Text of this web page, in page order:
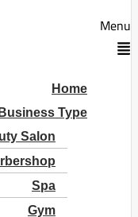
Menu
Home
Business Type
Salon
Spa
Gym